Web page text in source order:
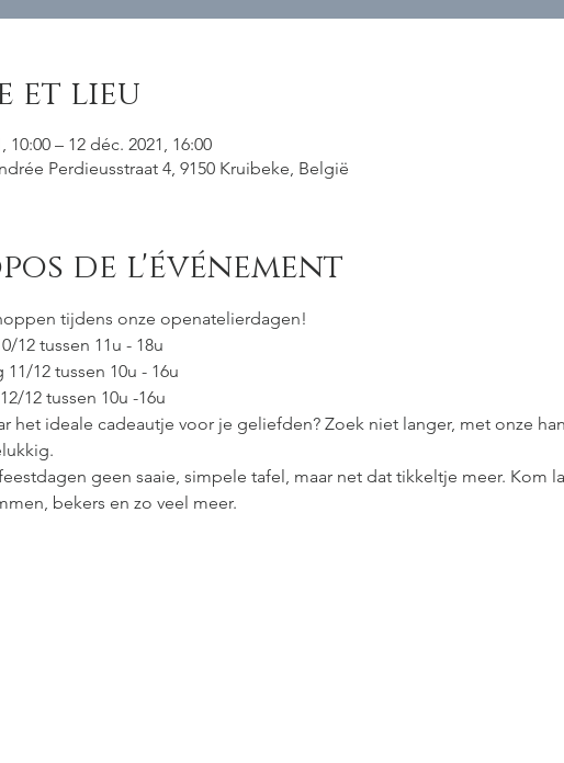
et lieu
10:00 – 12 déc. 2021, 16:00
Perdieusstraat 4, 9150 Kruibeke, België
de l'événement
tijdens onze openatelierdagen!
12 tussen 11u - 18u
12 tussen 10u - 16u
12 tussen 10u -16u
het ideale cadeautje voor je geliefden? Zoek niet langer, met onze
geen saaie, simpele tafel, maar net dat tikkeltje meer. Kom
bekers en zo veel meer.